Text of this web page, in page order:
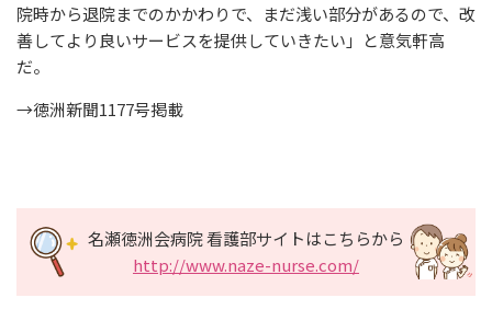
院時から退院までのかかわりで、まだ浅い部分があるので、改
善してより良いサービスを提供していきたい」と意気軒高
だ。
→徳洲新聞1177号掲載
名瀬徳洲会病院 看護部サイトはこちらから
http://www.naze-nurse.com/